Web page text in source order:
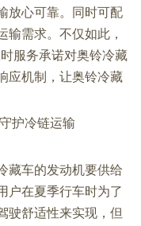
放心可靠。同时可配
输需求。不仅如此，
服务承诺对奥铃冷藏
应机制，让奥铃冷藏
藏车的发动机要供给
户在夏季行车时为了
驶舒适性来实现，但